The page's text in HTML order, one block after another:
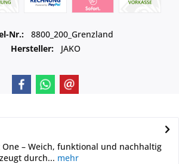
Nr.:
8800_200_Grenzland
Hersteller:
JAKO
One – Weich, funktional und nachhaltig
durch... mehr